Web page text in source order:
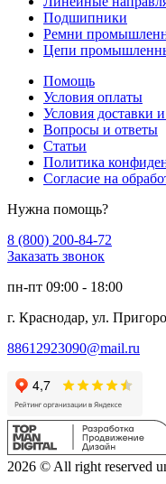
Подшипники
Ремни
Цепи
Помощь
Условия оплаты
Условия доставки
Вопросы и ответы
Статьи
Политика
Согласие на
Нужна помощь?
8 (800) 200-84-72
Заказать звонок
пн-пт 09:00 - 18:00
г. Краснодар, ул.
88612923090@mail.ru
2026 © All right reserved